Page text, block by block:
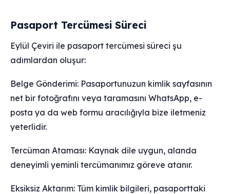
Pasaport Tercümesi Süreci
Eylül Çeviri ile pasaport tercümesi süreci şu
adımlardan oluşur:
Belge Gönderimi: Pasaportunuzun kimlik sayfasının
net bir fotoğrafını veya taramasını WhatsApp, e-
posta ya da web formu aracılığıyla bize iletmeniz
yeterlidir.
Tercüman Ataması: Kaynak dile uygun, alanda
deneyimli yeminli tercümanımız göreve atanır.
Eksiksiz Aktarım: Tüm kimlik bilgileri, pasaporttaki